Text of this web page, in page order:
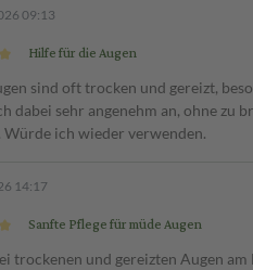
09:13
Hilfe für die Augen
sind oft trocken und gereizt,
dabei sehr angenehm an, ohne zu
Würde ich wieder verwenden.
14:17
Sanfte Pflege für müde Augen
trockenen und gereizten Augen